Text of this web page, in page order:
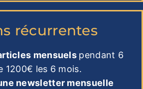
récurrentes
mensuels pendant 6
1200€ les 6 mois.
newsletter mensuelle